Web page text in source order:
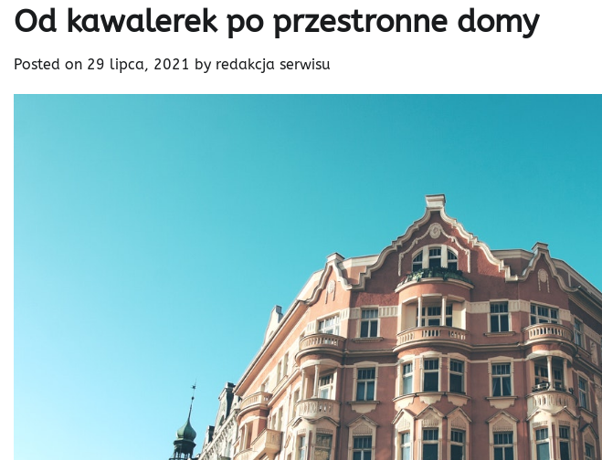
Od kawalerek po przestronne domy
Posted on 29 lipca, 2021 by redakcja serwisu